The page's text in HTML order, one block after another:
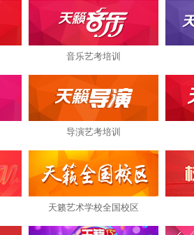
音乐艺考培训
导演艺考培训
天籁艺术学校全国校区